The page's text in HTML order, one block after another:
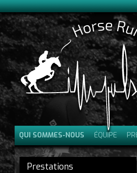
QUI SOMMES-NOUS ÉQUIPE
Prestations